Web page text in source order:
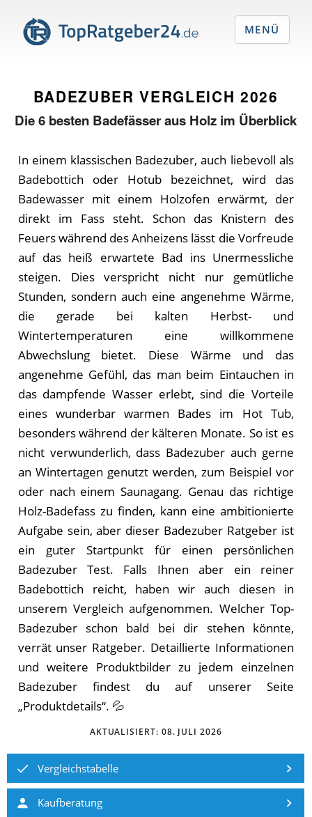
BADEZUBER VERGLEICH 2026
Die6 besten Badefässer aus Holz im Überblick
In einem klassischen Badezuber, auch liebevoll als
Badebottich oder Hotub bezeichnet, wird das
Badewasser mit einem Holzofen erwärmt, der
direkt im Fass steht. Schon das Knistern des
Feuers während des Anheizens lässt die Vorfreude
auf das heiß erwartete Bad ins Unermessliche
steigen. Dies verspricht nicht nur gemütliche
Stunden, sondern auch eine angenehme Wärme,
die gerade bei kalten Herbst- und
Wintertemperaturen eine willkommene
Abwechslung bietet. Diese Wärme und das
angenehme Gefühl, das man beim Eintauchen in
das dampfende Wasser erlebt, sind die Vorteile
eines wunderbar warmen Bades im Hot Tub,
besonders während der kälteren Monate. So ist es
nicht verwunderlich, dass Badezuber auch gerne
an Wintertagen genutzt werden, zum Beispiel vor
oder nach einem Saunagang. Genau das richtige
Holz-Badefass zu finden, kann eine ambitionierte
Aufgabe sein, aber dieser Badezuber Ratgeber ist
ein guter Startpunkt für einen persönlichen
Badezuber Test. Falls Ihnen aber ein reiner
Badebottich reicht, haben wir auch diesen in
unserem Vergleich aufgenommen. Welcher Top-
Badezuber schon bald bei dir stehen könnte,
verrät unser Ratgeber. De­tail­lier­te In­for­ma­tio­nen
und weitere Produktbilder zu je­dem ein­zel­nen
Badezuber fin­dest du auf un­se­rer Sei­te
„Pro­dukt­de­tails“. 💦
AKTUALISIERT: 08. JULI 2026
Vergleichstabelle
Kaufberatung
MENÜ